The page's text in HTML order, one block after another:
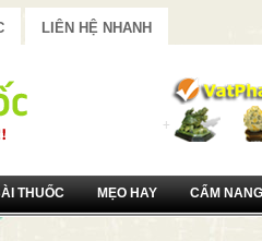
LIÊN HỆ NHANH
THUỐC MẸO HAY CẨM